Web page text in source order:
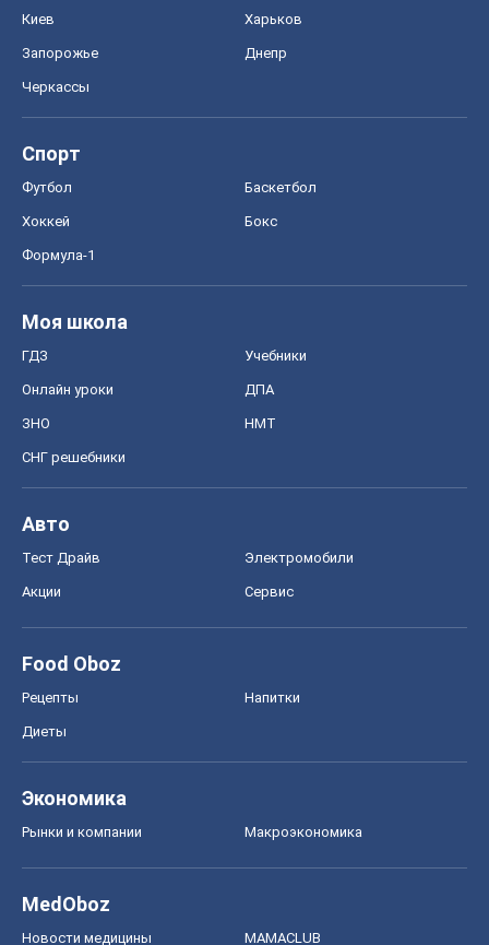
Киев Харьков
Запорожье Днепр
Черкассы
Спорт
Футбол Баскетбол
Хоккей Бокс
Формула-1
Моя школа
ГДЗ Учебники
Онлайн уроки ДПА
ЗНО НМТ
СНГ решебники
Авто
Тест Драйв Электромобили
Акции Сервис
Food Oboz
Рецепты Напитки
Диеты
Экономика
Рынки и компании Mакроэкономика
MedOboz
Новости медицины MAMACLUB